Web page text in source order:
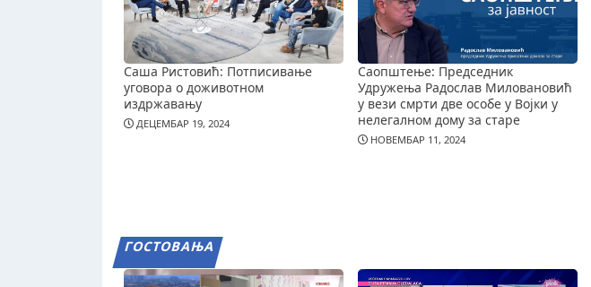
Саша Ристовић: Потписивање
уговора о доживотном
издржавању
ДЕЦЕМБАР 19, 2024
Саопштење: Председник
Удружења Радослав Миловановић
у вези смрти две особе у Војки у
нелегалном дому за старе
НОВЕМБАР 11, 2024
ГОСТОВАЊА